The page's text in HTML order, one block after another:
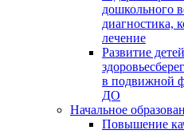
дошкольного
диагностика,
лечение
Развитие
в подвижной
ДО
Начальное
Повышение